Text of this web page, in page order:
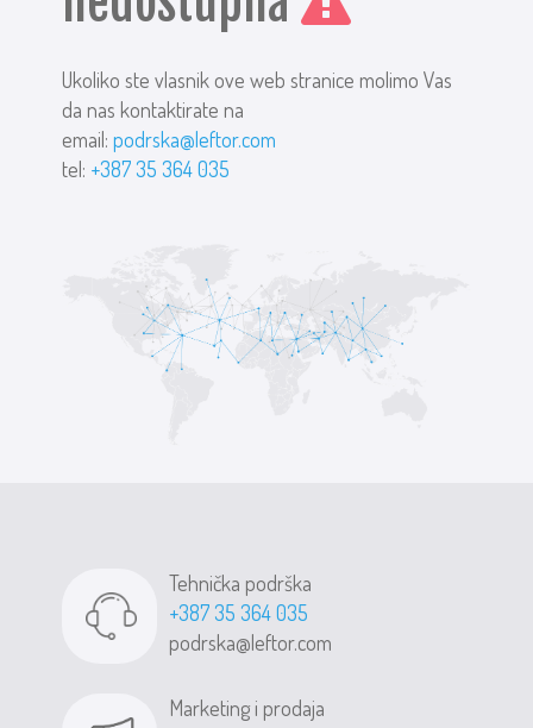
Ukoliko ste vlasnik ove web stranice molimo Vas
da nas kontaktirate na
email:podrska@leftor.com
tel: +387 35 364 035
Tehnička podrška
+387 35 364 035
podrska@leftor.com
Marketing i prodaja